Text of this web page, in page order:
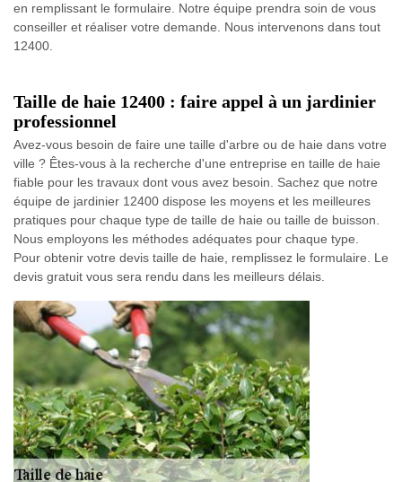
en remplissant le formulaire. Notre équipe prendra soin de vous
conseiller et réaliser votre demande. Nous intervenons dans tout
12400.
Taille de haie 12400 : faire appel à un jardinier
professionnel
Avez-vous besoin de faire une taille d'arbre ou de haie dans votre
ville ? Êtes-vous à la recherche d'une entreprise en taille de haie
fiable pour les travaux dont vous avez besoin. Sachez que notre
équipe de jardinier 12400 dispose les moyens et les meilleures
pratiques pour chaque type de taille de haie ou taille de buisson.
Nous employons les méthodes adéquates pour chaque type.
Pour obtenir votre devis taille de haie, remplissez le formulaire. Le
devis gratuit vous sera rendu dans les meilleurs délais.